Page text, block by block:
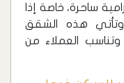
ساحرة، خاصة إذا
هذه الشقق
العملاء من